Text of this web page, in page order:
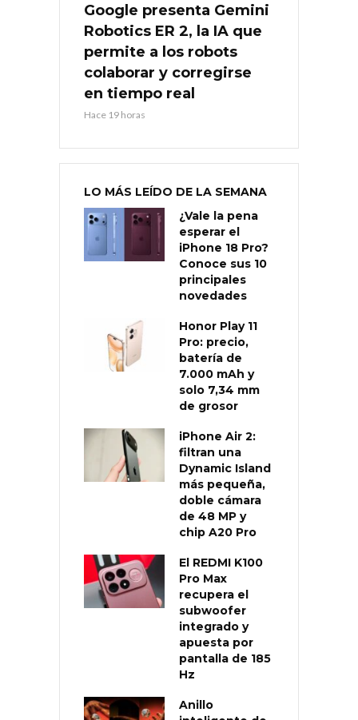
Google presenta Gemini
Robotics ER 2, la IA que
permite a los robots
colaborar y corregirse
en tiempo real
Hace 19 horas
LO MÁS LEÍDO DE LA SEMANA
¿Vale la pena
esperar el
iPhone 18 Pro?
Conoce sus 10
principales
novedades
Honor Play 11
Pro: precio,
batería de
7.000 mAh y
solo 7,34 mm
de grosor
iPhone Air 2:
filtran una
Dynamic Island
más pequeña,
doble cámara
de 48 MP y
chip A20 Pro
El REDMI K100
Pro Max
recupera el
subwoofer
integrado y
apuesta por
pantalla de 185
Hz
Anillo